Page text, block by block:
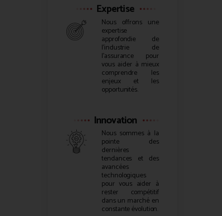
Expertise
Nous offrons une
expertise
approfondie de
l’industrie de
l’assurance pour
vous aider à mieux
comprendre les
enjeux et les
opportunités.
Innovation
Nous sommes à la
pointe des
dernières
tendances et des
avancées
technologiques
pour vous aider à
rester compétitif
dans un marché en
constante évolution.